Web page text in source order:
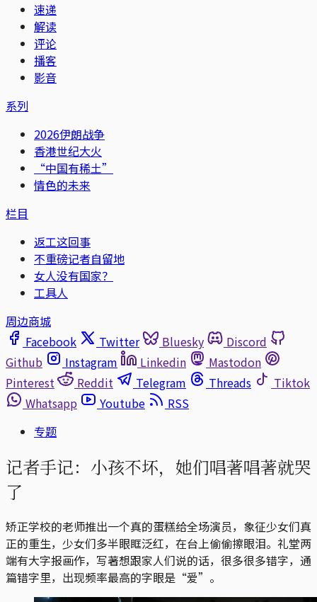
速递
解读
评论
播客
影音
系列
2026伊朗战争
香港世纪大火
“中国有稀土”
情色的未来
栏目
返工这回事
不重磅记者自留地
女人没有国家？
工具人
周边商城
Facebook
Twitter Bluesky
Discord
Github
Instagram Linkedin
Mastodon
Pinterest
Reddit Telegram Threads
Tiktok
Whatsapp
Youtube
RSS
专题
记者手记：小孩不坏，她们唱著唱著就哭
了
矫正学校的老师推出一个真的蛋糕给全场演员，象征少女们真
正的重生，少女们多半眼眶泛红，在台上偷偷擦眼泪。礼堂两
端有大字报画作，写著想跟家人们说的话，很多很多错字，通
篇错字里，出现频率最高的字眼是“爱”。